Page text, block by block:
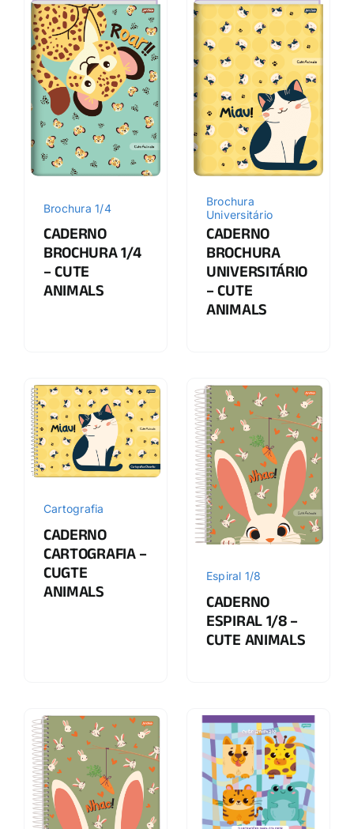
Brochura 1/4
CADERNO
BROCHURA 1/4
– CUTE
ANIMALS
Brochura
Universitário
CADERNO
BROCHURA
UNIVERSITÁRIO
– CUTE
ANIMALS
Cartografia
CADERNO
CARTOGRAFIA –
CUGTE
ANIMALS
Espiral 1/8
CADERNO
ESPIRAL 1/8 –
CUTE ANIMALS